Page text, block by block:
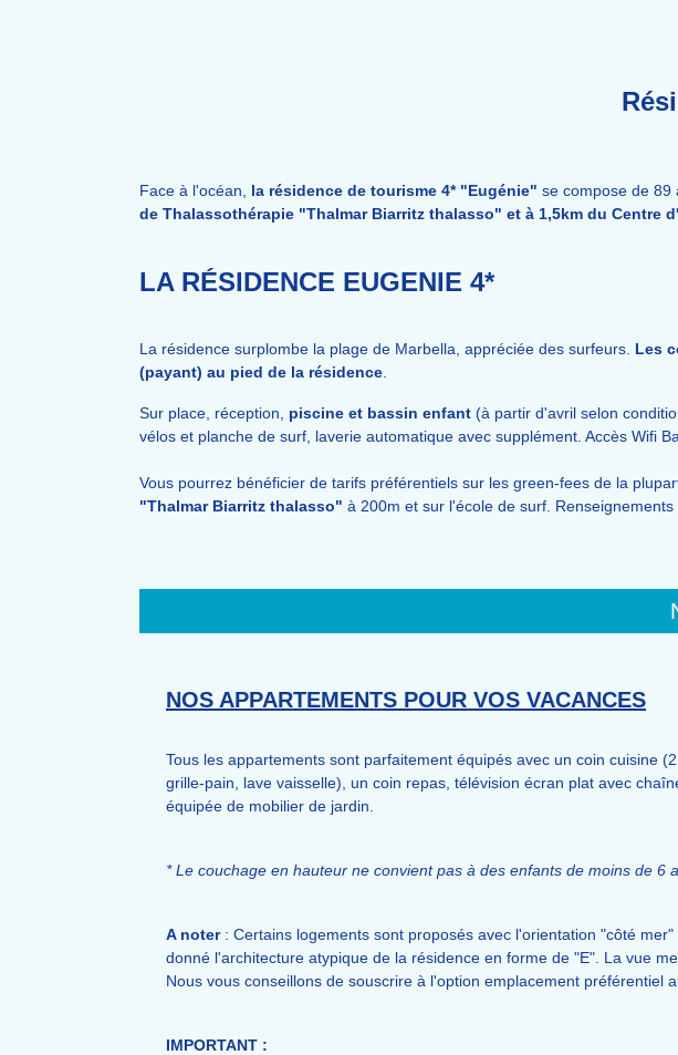
Face à l'océan, la résidence de tourisme 4* "Eugénie" se compose de 89
de Thalassothérapie "Thalmar Biarritz thalasso" et à 1,5km du Centre
LA RÉSIDENCE EUGENIE 4*
La résidence surplombe la plage de Marbella, appréciée des surfeurs. Les
(payant) au pied de la résidence
Sur place, réception, piscine et bassin enfant (à partir d'avril selon
vélos et planche de surf, laverie automatique avec supplément. Accès Wifi
Vous pourrez bénéficier de tarifs préférentiels sur les green-fees de la
"Thalmar Biarritz thalasso" à 200m et sur l'école de surf.
NOS APPARTEMENTS POUR VOS VACANCES
Tous les appartements sont parfaitement équipés avec un coin cuisine
grille-pain, lave vaisselle), un coin repas, télévision écran plat avec
équipée de mobilier de jardin.
* Le couchage en hauteur ne convient pas à des enfants de moins de 6
A noter : Certains logements sont proposés avec l'orientation "côté
donné l'architecture atypique de la résidence en forme de "E". La vue
Nous vous conseillons de souscrire à l'option emplacement préférentiel
IMPORTANT :